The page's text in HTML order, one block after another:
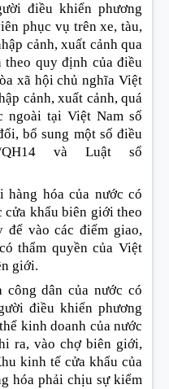
điều khiển phương
phục vụ trên xe, tàu,
cảnh, xuất cảnh qua
quy định của điều
xã hội chủ nghĩa Việt
cảnh, xuất cảnh, quá
ngoài tại Việt Nam số
bổ sung một số điều
QH14 và Luật số
hàng hóa của nước có
cửa khẩu biên giới theo
vào các điểm giao,
thẩm quyền của Việt
giới.
công dân của nước có
điều khiển phương
kinh doanh của nước
ra, vào chợ biên giới,
kinh tế cửa khẩu của
hóa phải chịu sự kiểm